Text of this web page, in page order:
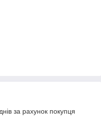
за рахунок покупця